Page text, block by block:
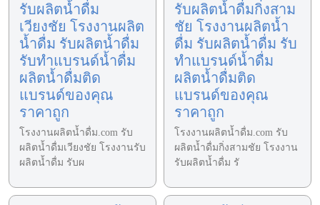
รับผลิตน้ำดื่ม
เวียงชัย โรงงานผลิต
น้ำดื่ม รับผลิตน้ำดื่ม
รับทำแบรนด์น้ำดื่ม
ผลิตน้ำดื่มติด
แบรนด์ของคุณ
ราคาถูก
โรงงานผลิตน้ำดื่ม.com รับ
ผลิตน้ำดื่มเวียงชัย โรงงานรับ
ผลิตน้ำดื่ม รับผ
รับผลิตน้ำดื่มกิ่งสาม
ชัย โรงงานผลิตน้ำ
ดื่ม รับผลิตน้ำดื่ม รับ
ทำแบรนด์น้ำดื่ม
ผลิตน้ำดื่มติด
แบรนด์ของคุณ
ราคาถูก
โรงงานผลิตน้ำดื่ม.com รับ
ผลิตน้ำดื่มกิ่งสามชัย โรงงาน
รับผลิตน้ำดื่ม รั